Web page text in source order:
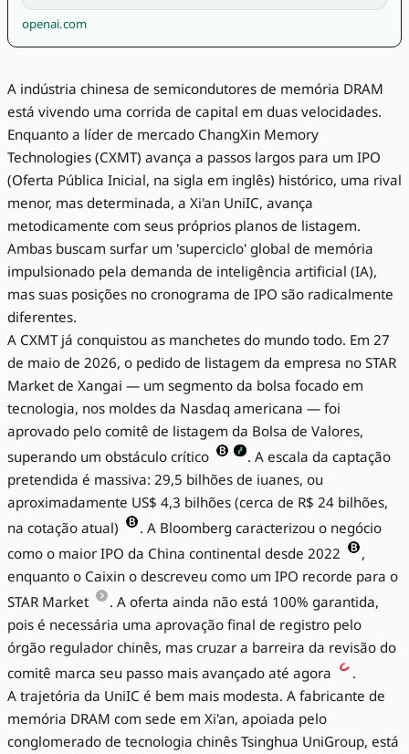
openai.com
A indústria chinesa de semicondutores de memória DRAM
está vivendo uma corrida de capital em duas velocidades.
Enquanto a líder de mercado ChangXin Memory
Technologies (CXMT) avança a passos largos para um IPO
(Oferta Pública Inicial, na sigla em inglês) histórico, uma rival
menor, mas determinada, a Xi'an UniIC, avança
metodicamente com seus próprios planos de listagem.
Ambas buscam surfar um 'superciclo' global de memória
impulsionado pela demanda de inteligência artificial (IA),
mas suas posições no cronograma de IPO são radicalmente
diferentes.
A CXMT já conquistou as manchetes do mundo todo. Em 27
de maio de 2026, o pedido de listagem da empresa no STAR
Market de Xangai — um segmento da bolsa focado em
tecnologia, nos moldes da Nasdaq americana — foi
aprovado pelo comitê de listagem da Bolsa de Valores,
superando um obstáculo crítico
. A escala da captação
pretendida é massiva: 29,5 bilhões de iuanes, ou
aproximadamente US$ 4,3 bilhões (cerca de R$ 24 bilhões,
na cotação atual)
. A Bloomberg caracterizou o negócio
como o maior IPO da China continental desde 2022
,
enquanto o Caixin o descreveu como um IPO recorde para o
STAR Market
. A oferta ainda não está 100% garantida,
pois é necessária uma aprovação final de registro pelo
órgão regulador chinês, mas cruzar a barreira da revisão do
comitê marca seu passo mais avançado até agora
.
A trajetória da UniIC é bem mais modesta. A fabricante de
memória DRAM com sede em Xi'an, apoiada pelo
conglomerado de tecnologia chinês Tsinghua UniGroup, está